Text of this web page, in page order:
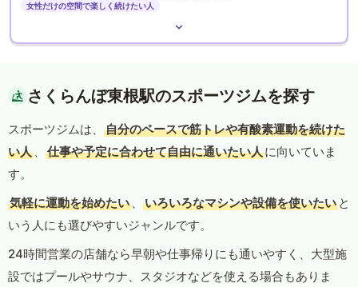
女性だけの空間で楽しく続けたい人
さくらんぼ東根駅のスポーツジムを探す
スポーツジムは、
自分のペースで筋トレや有酸素運動を続けた
い人 、 仕事や予定に合わせて自由に通いたい人に向いていま
す。
気軽に運動を始めたい 、 いろいろなマシンや設備を使いたい と
いう人にも選びやすいジャンルです。
24時間営業の店舗なら早朝や仕事帰りにも通いやすく、大型施
設ではプールやサウナ、スタジオなどを使える場合もありま